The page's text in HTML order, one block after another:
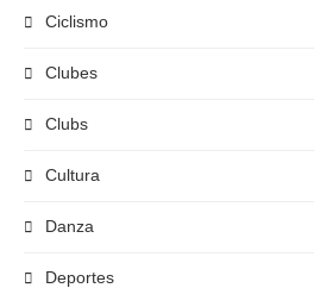
Ciclismo
Clubes
Clubs
Cultura
Danza
Deportes